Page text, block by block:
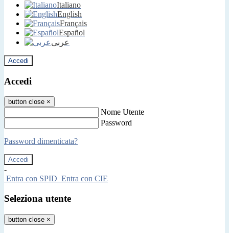
Italiano
English
Français
Español
عربى
Accedi
Accedi
button close ×
Nome Utente
Password
Password dimenticata?
-
Entra con SPID Entra con CIE
Seleziona utente
button close ×